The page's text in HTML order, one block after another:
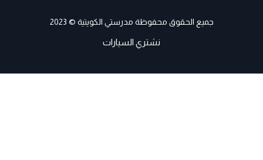
جميع الحقوق محفوظة مدرستي الكويتية © 2023
نشتري السيارات